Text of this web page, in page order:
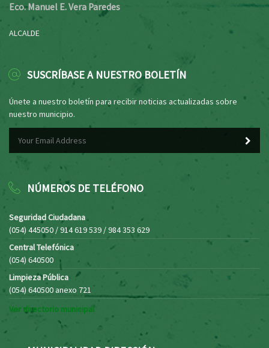
Eco. Manuel E. Vera Paredes
ALCALDE
SUSCRÍBASE A NUESTRO BOLETÍN
Únete a nuestro boletín para recibir noticias actualizadas sobre
nuestro municipio.
NÚMEROS DE TELÉFONO
Seguridad Ciudadana
(054) 445050 / 914 619 539 / 984 353 629
Central Telefónica
(054) 640500
Limpieza Pública
(054) 640500 anexo 721
Ver directorio municipal